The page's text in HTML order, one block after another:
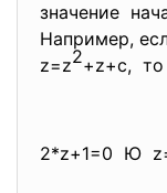
значение
Например,
z=z2+z+c, то
2*z+1=0 Ю